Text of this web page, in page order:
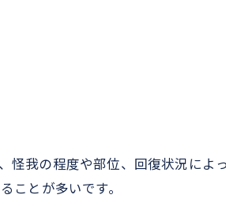
怪我の程度や部位、回復状況によ
ことが多いです。